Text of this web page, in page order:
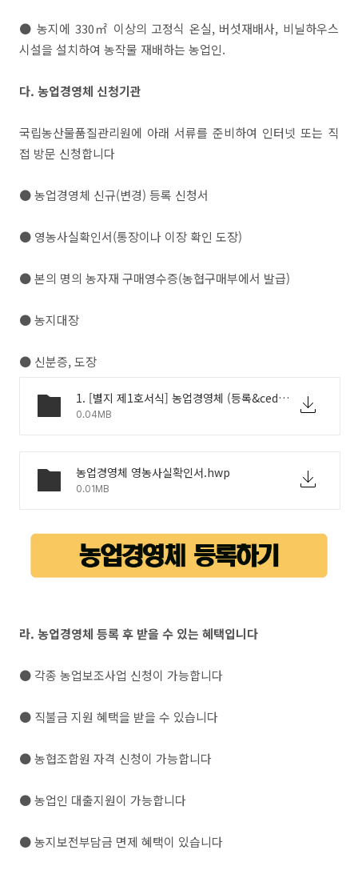
● 농지에 330㎡ 이상의 고정식 온실, 버섯재배사, 비닐하우스
시설을 설치하여 농작물 재배하는 농업인.
다. 농업경영체 신청기관
국립농산물품질관리원에 아래 서류를 준비하여 인터넷 또는 직
접 방문 신청합니다
● 농업경영체 신규(변경) 등록 신청서
● 영농사실확인서(통장이나 이장 확인 도장)
● 본의 명의 농자재 구매영수증(농협구매부에서 발급)
● 농지대장
● 신분증, 도장
1. [별지 제1호서식] 농업경영체 (등록&cedil; 변경등록) 신청서 (농업인용).hwp
0.04MB
농업경영체 영농사실확인서.hwp
0.01MB
라. 농업경영체 등록 후 받을 수 있는 혜택입니다
● 각종 농업보조사업 신청이 가능합니다
● 직불금 지원 혜택을 받을 수 있습니다
● 농협조합원 자격 신청이 가능합니다
● 농업인 대출지원이 가능합니다
● 농지보전부담금 면제 혜택이 있습니다